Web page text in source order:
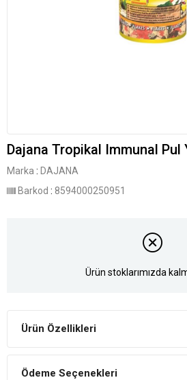
Dajana Tropikal Immunal Pul
Marka : DAJANA
Barkod : 8594000250951
Ürün stoklarımızda
Ürün Özellikleri
Ödeme Seçenekleri